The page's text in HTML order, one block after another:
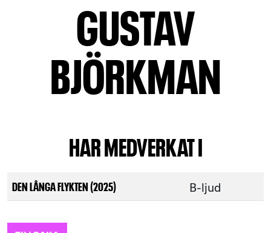
GUSTAV
BJÖRKMAN
HAR MEDVERKAT I
DEN LÅNGA FLYKTEN (2025) B-ljud